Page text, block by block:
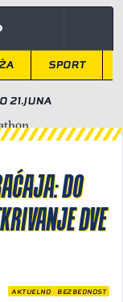
SPORT
21.JUNA
DO
DVE
AKTUELNO BEZBEDNOST